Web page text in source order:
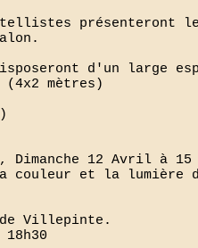
présenteront
d'un large
mètres)
Dimanche 12 Avril à 15
couleur et la lumière
Villepinte.